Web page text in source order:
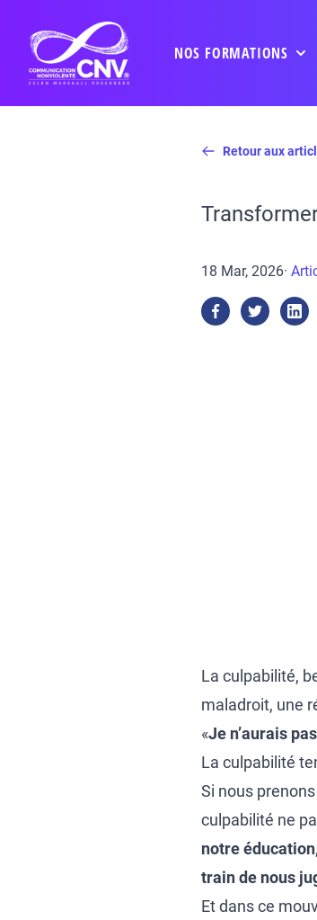
NOS FORMATIONS
Retour aux
18 Mar, 2026·
La culpabilité,
maladroit, une
«Je n’aurais
La culpabilité
Si nous
culpabilité ne
notre
train de nous
Et dans ce